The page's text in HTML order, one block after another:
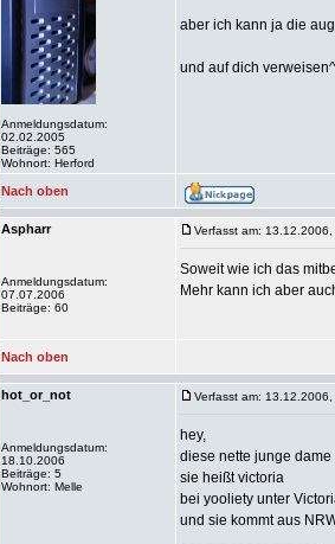
Anmeldungsdatum:
02.02.2005
Beiträge: 565
Wohnort: Herford
aber ich kann ja die
und auf dich
Nach oben
Aspharr
Anmeldungsdatum:
07.07.2006
Beiträge: 60
Verfasst am:
Soweit wie ich das
Mehr kann ich aber
Nach oben
hot_or_not
Anmeldungsdatum:
18.10.2006
Beiträge: 5
Wohnort: Melle
Verfasst am:
hey,
diese nette junge
sie heißt victoria
bei yooliety unter
und sie kommt aus